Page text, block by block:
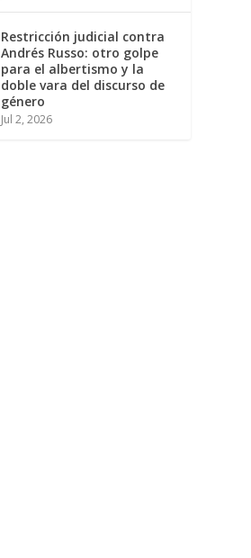
Restricción judicial contra
Andrés Russo: otro golpe
para el albertismo y la
doble vara del discurso de
género
Jul 2, 2026